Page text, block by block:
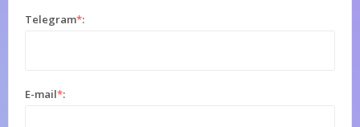
Telegram*:
E-mail*: